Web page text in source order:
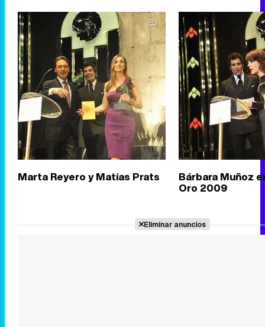
Marta Reyero y Matías Prats Bárbara Muñoz
Oro 2009
Eliminar anuncios